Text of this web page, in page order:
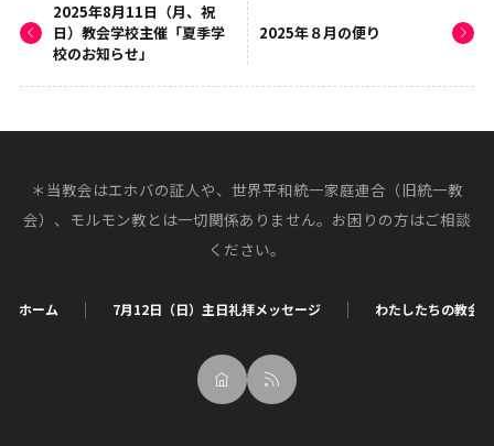
2025年8月11日（月、祝
日）教会学校主催「夏季学
校のお知らせ」
2025年８月の便り
＊当教会はエホバの証人や、世界平和統一家庭連合（旧統一教
会）、モルモン教とは一切関係ありません。お困りの方はご相談
ください。
ホーム 7月12日（日）主日礼拝メッセージ わたしたちの教会